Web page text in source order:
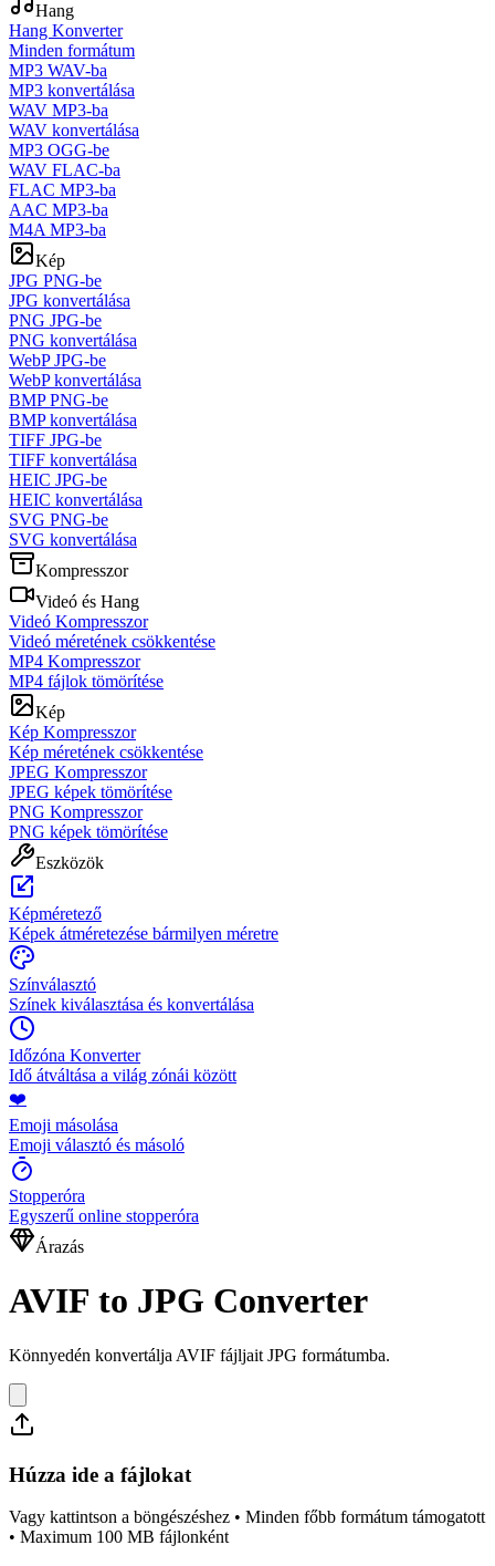
Hang
Hang Konverter
Minden formátum
MP3 WAV-ba
MP3 konvertálása
WAV MP3-ba
WAV konvertálása
MP3 OGG-be
WAV FLAC-ba
FLAC MP3-ba
AAC MP3-ba
M4A MP3-ba
Kép
JPG PNG-be
JPG konvertálása
PNG JPG-be
PNG konvertálása
WebP JPG-be
WebP konvertálása
BMP PNG-be
BMP konvertálása
TIFF JPG-be
TIFF konvertálása
HEIC JPG-be
HEIC konvertálása
SVG PNG-be
SVG konvertálása
Kompresszor
Videó és Hang
Videó Kompresszor
Videó méretének csökkentése
MP4 Kompresszor
MP4 fájlok tömörítése
Kép
Kép Kompresszor
Kép méretének csökkentése
JPEG Kompresszor
JPEG képek tömörítése
PNG Kompresszor
PNG képek tömörítése
Eszközök
Képméretező
Képek átméretezése bármilyen méretre
Színválasztó
Színek kiválasztása és konvertálása
Időzóna Konverter
Idő átváltása a világ zónái között
❤️
Emoji másolása
Emoji választó és másoló
Stopperóra
Egyszerű online stopperóra
Árazás
AVIF to JPG Converter
Könnyedén konvertálja AVIF fájljait JPG formátumba.
Húzza ide a fájlokat
Vagy kattintson a böngészéshez • Minden főbb formátum támogatott
• Maximum 100 MB fájlonként